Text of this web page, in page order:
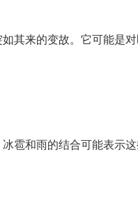
其来的变故。它可能是
雹和雨的结合可能表示